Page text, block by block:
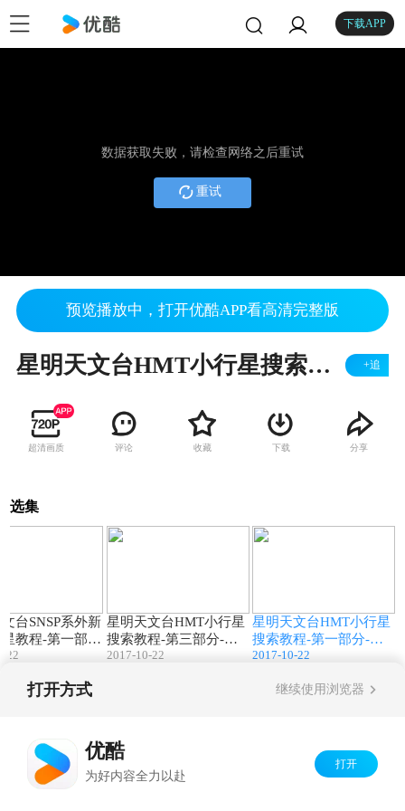
下载APP
数据获取失败，请检查网络之后重试
重试
预览播放中，打开优酷APP看高清完整版
星明天文台HMT小行星搜索教程-第一部分-MaxIm 场处理教程-孙国佑巡天教程 +追
超清画质 评论 收藏 下载 分享
选集
台SNSP系外新
教程-第一部
佑巡天教程
22
星明天文台HMT小行星
搜索教程-第三部分-畸
变校准-孙国佑巡天教程
2017-10-22
星明天文台HMT小行星
搜索教程-第一部分-Ma
xIm 场处理教程-孙国佑
2017-10-22
打开方式 继续使用浏览器
优酷
为好内容全力以赴
打开